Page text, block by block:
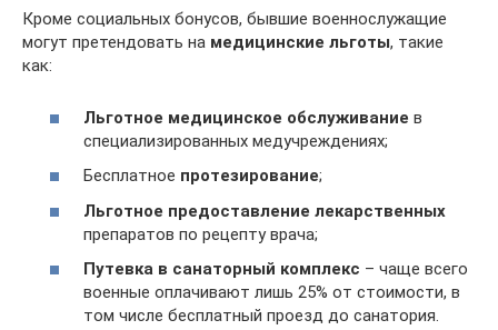
Кроме социальных бонусов, бывшие военнослужащие
могут претендовать на медицинские льготы, такие
как:
Льготное медицинское обслуживание в
специализированных медучреждениях;
Бесплатное протезирование;
Льготное предоставление лекарственных
препаратов по рецепту врача;
Путевка в санаторный комплекс – чаще всего
военные оплачивают лишь 25% от стоимости, в
том числе бесплатный проезд до санатория.